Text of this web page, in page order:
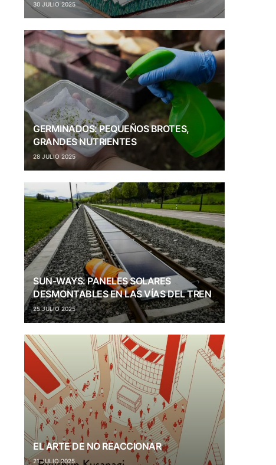
30 JULIO 2025
GERMINADOS: PEQUEÑOS BROTES,
GRANDES NUTRIENTES
28 JULIO 2025
SUN-WAYS: PANELES SOLARES
DESMONTABLES EN LAS VÍAS DEL TREN
25 JULIO 2025
EL ARTE DE NO REACCIONAR
21 JULIO 2025